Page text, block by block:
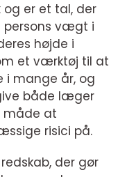
og er et tal, der
persons vægt i
højde i
et værktøj til at
mange år, og
både læger
måde at
risici på.
der gør